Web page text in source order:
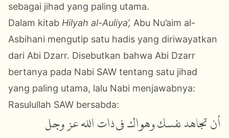
sebagai jihad yang paling utama.
Dalam kitab Hilyah al-Auliya’, Abu Nu’aim al-
Asbihani mengutip satu hadis yang diriwayatkan
dari Abi Dzarr. Disebutkan bahwa Abi Dzarr
bertanya pada Nabi SAW tentang satu jihad
yang paling utama, lalu Nabi menjawabnya:
Rasulullah SAW bersabda:
أن تجاهد نفسك وهواك فى ذات اللهعز وجل